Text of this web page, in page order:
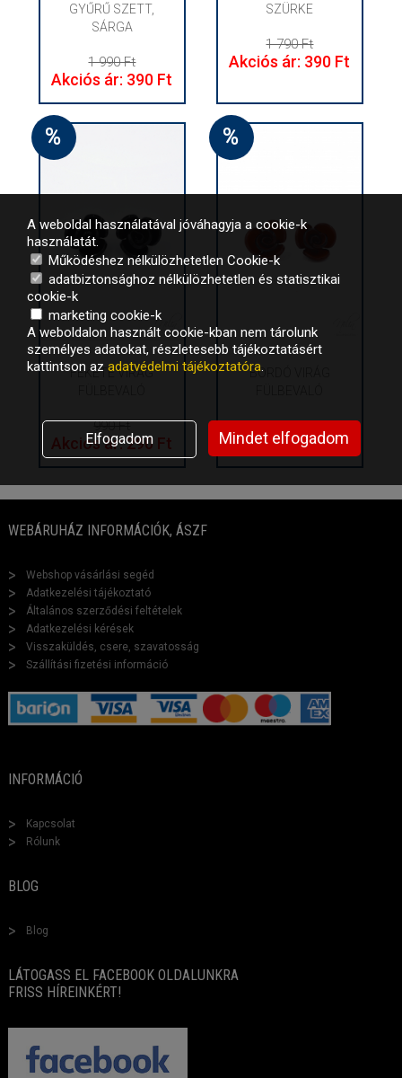
GYŰRŰ SZETT,
SÁRGA
1 990 Ft
Akciós ár: 390 Ft
SZÜRKE
1 790 Ft
Akciós ár: 390 Ft
%
FEKETE VIRÁG
990 Ft
Akciós ár: 290 Ft
%
BORDÓ VIRÁG
990 Ft
Akciós ár: 290 Ft
WEBÁRUHÁZ INFORMÁCIÓK, ÁSZF
Webshop vásárlási segéd
Adatkezelési tájékoztató
Általános szerződési feltételek
Adatkezelési kérések
Visszaküldés, csere, szavatosság
Szállítási fizetési információ
INFORMÁCIÓ
Kapcsolat
Rólunk
BLOG
Blog
LÁTOGASS EL FACEBOOK OLDALUNKRA
FRISS HÍREINKÉRT!
A weboldal használatával jóváhagyja a cookie-k
használatát.
Működéshez nélkülözhetetlen Cookie-k
adatbiztonsághoz nélkülözhetetlen és statisztikai
cookie-k
marketing cookie-k
A weboldalon használt cookie-kban nem tárolunk
személyes adatokat, részletesebb tájékoztatásért
kattintson az adatvédelmi tájékoztatóra.
Elfogadom Mindet elfogadom